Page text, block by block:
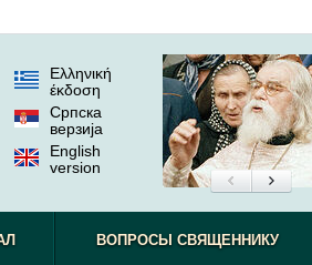
Ελληνική
έκδοση
Српска
верзиjа
English
version
ВОПРОСЫ СВЯЩЕННИКУ